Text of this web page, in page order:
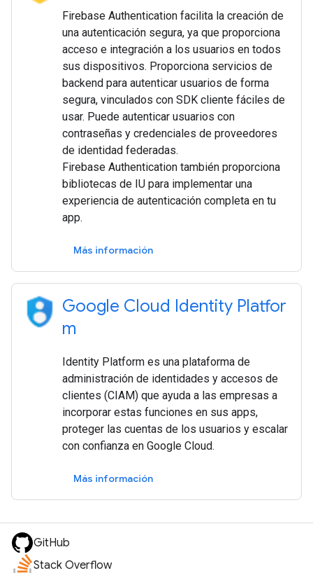
Firebase Authentication facilita la creación de
una autenticación segura, ya que proporciona
acceso e integración a los usuarios en todos
sus dispositivos. Proporciona servicios de
backend para autenticar usuarios de forma
segura, vinculados con SDK cliente fáciles de
usar. Puede autenticar usuarios con
contraseñas y credenciales de proveedores
de identidad federadas.
Firebase Authentication también proporciona
bibliotecas de IU para implementar una
experiencia de autenticación completa en tu
app.
Más información
Google Cloud Identity Platfor
m
Identity Platform es una plataforma de
administración de identidades y accesos de
clientes (CIAM) que ayuda a las empresas a
incorporar estas funciones en sus apps,
proteger las cuentas de los usuarios y escalar
con confianza en Google Cloud.
Más información
GitHub
Stack Overflow